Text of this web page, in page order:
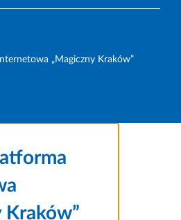
„Magiczny Kraków”
Kraków”